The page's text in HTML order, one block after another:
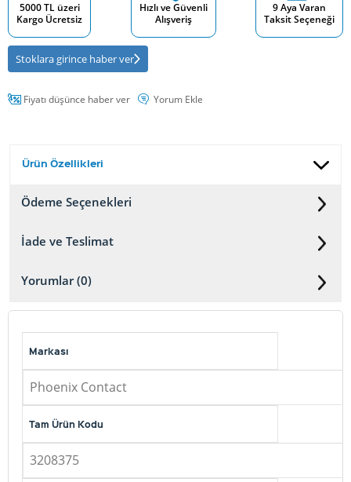
5000 TL üzeri
Kargo Ücretsiz
Hızlı ve Güvenli
Alışveriş
9 Aya Varan
Taksit Seçeneği
Stoklara girince haber ver
Fiyatı düşünce haber ver Yorum Ekle
Ürün Özellikleri
Ödeme Seçenekleri
İade ve Teslimat
Yorumlar (0)
Markası
Phoenix Contact
Tam Ürün Kodu
3208375